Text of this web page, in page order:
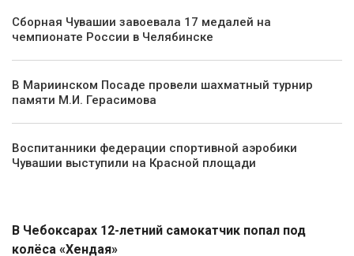
Сборная Чувашии завоевала 17 медалей на
чемпионате России в Челябинске
В Мариинском Посаде провели шахматный турнир
памяти М.И. Герасимова
Воспитанники федерации спортивной аэробики
Чувашии выступили на Красной площади
В Чебоксарах 12-летний самокатчик попал под
колёса «Хендая»